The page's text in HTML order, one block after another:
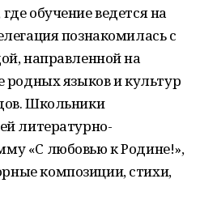
обучение ведется на
познакомилась с
направленной на
родных языков и культур
Школьники
литературно-
«С любовью к Родине!»,
композиции, стихи,